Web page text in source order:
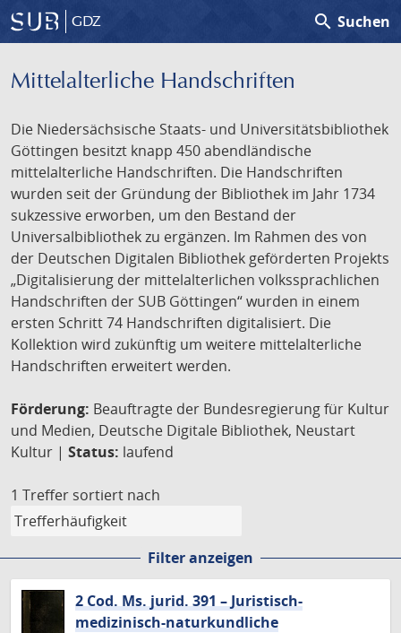
GDZ search Suchen
Mittelalterliche Handschriften
Die Niedersächsische Staats- und Universitätsbibliothek
Göttingen besitzt knapp 450 abendländische
mittelalterliche Handschriften. Die Handschriften
wurden seit der Gründung der Bibliothek im Jahr 1734
sukzessive erworben, um den Bestand der
Universalbibliothek zu ergänzen. Im Rahmen des von
der Deutschen Digitalen Bibliothek geförderten Projekts
„Digitalisierung der mittelalterlichen volkssprachlichen
Handschriften der SUB Göttingen“ wurden in einem
ersten Schritt 74 Handschriften digitalisiert. Die
Kollektion wird zukünftig um weitere mittelalterliche
Handschriften erweitert werden.
Förderung: Beauftragte der Bundesregierung für Kultur
und Medien, Deutsche Digitale Bibliothek, Neustart
Kultur | Status: laufend
1 Treffer sortiert nach
Filter anzeigen
2 Cod. Ms. jurid. 391 – Juristisch-
medizinisch-naturkundliche